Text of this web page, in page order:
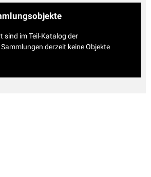
sind im Teil-Katalog der
derzeit keine Objekte